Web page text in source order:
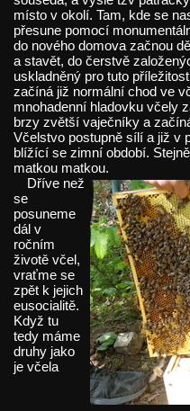
místo v okolí. Tam, kde se
přesune pomocí
do nového domova začnou
a stavět, do čerstvě
uskladněný pro tuto
začíná již normální chod ve
mnohadenní hladovku včely
brzy zvětší vaječníky a
Včelstvo postupně sílí a již v
blížící se zimní období.
matkou matkou.
Dříve než
se
posuneme
dál v
ročním
životě včel,
vraťme se
zpět k jejich
eusocialitě.
Když tu
tedy máme
druhy jako
je včela